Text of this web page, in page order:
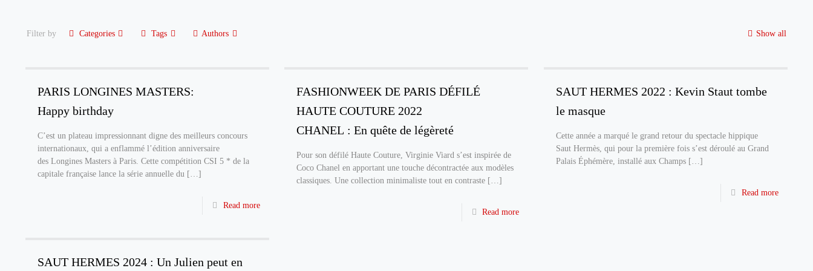
Filter by Categories Tags Authors Show all
PARIS LONGINES MASTERS:
Happy birthday
C’est un plateau impressionnant digne des meilleurs concours
internationaux, qui a enflammé l’édition anniversaire
des Longines Masters à Paris. Cette compétition CSI 5 * de la
capitale française lance la série annuelle du[…]
Read more
FASHIONWEEK DE PARIS DÉFILÉ
HAUTE COUTURE 2022
CHANEL : En quête de légèreté
Pour son défilé Haute Couture, Virginie Viard s’est inspirée de
Coco Chanel en apportant une touche décontractée aux modèles
classiques. Une collection minimaliste tout en contraste […]
Read more
SAUT HERMES 2022 : Kevin Staut tombe
le masque
Cette année a marqué le grand retour du spectacle hippique
Saut Hermès, qui pour la première fois s’est déroulé au Grand
Palais Éphémère, installé aux Champs […]
Read more
SAUT HERMES 2024 : Un Julien peut en